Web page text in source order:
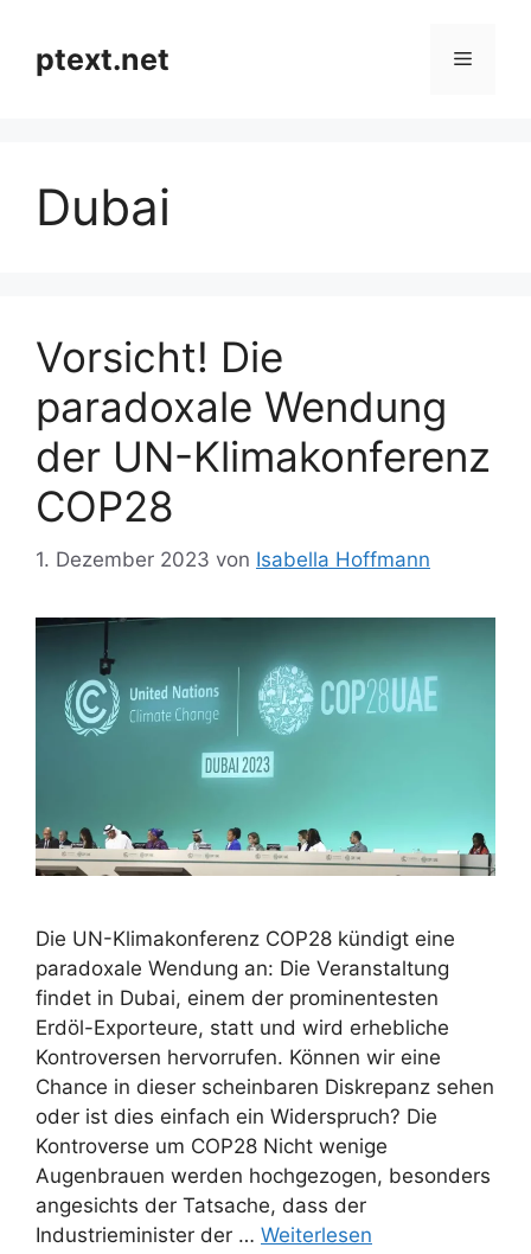
springen
ptext.net Menü
Dubai
Vorsicht! Die
paradoxale Wendung
der UN-Klimakonferenz
COP28
1. Dezember 2023 von Isabella Hoffmann
Die UN-Klimakonferenz COP28 kündigt eine
paradoxale Wendung an: Die Veranstaltung
findet in Dubai, einem der prominentesten
Erdöl-Exporteure, statt und wird erhebliche
Kontroversen hervorrufen. Können wir eine
Chance in dieser scheinbaren Diskrepanz sehen
oder ist dies einfach ein Widerspruch? Die
Kontroverse um COP28 Nicht wenige
Augenbrauen werden hochgezogen, besonders
angesichts der Tatsache, dass der
Industrieminister der … Weiterlesen